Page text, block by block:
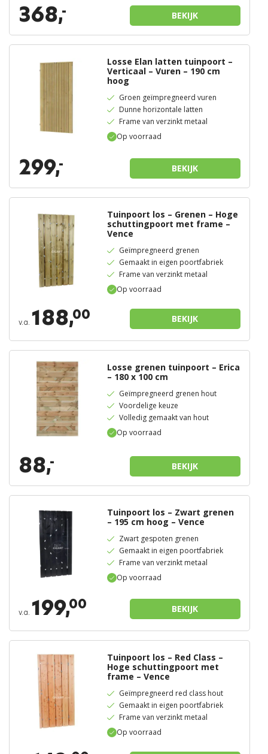
368,- BEKIJK
Op voorraad
Losse Elan latten tuinpoort –
Verticaal – Vuren – 190 cm
hoog
Groen geïmpregneerd vuren
Dunne horizontale latten
Frame van verzinkt metaal
299,- BEKIJK
Op voorraad
Tuinpoort los – Grenen – Hoge
schuttingpoort met frame –
Vence
Geïmpregneerd grenen
Gemaakt in eigen poortfabriek
Frame van verzinkt metaal
v.a. 188,00 BEKIJK
Op voorraad
Losse grenen tuinpoort – Erica
– 180 x 100 cm
Geïmpregneerd grenen hout
Voordelige keuze
Volledig gemaakt van hout
88,- BEKIJK
Op voorraad
Tuinpoort los – Zwart grenen
– 195 cm hoog – Vence
Zwart gespoten grenen
Gemaakt in eigen poortfabriek
Frame van verzinkt metaal
v.a. 199,00 BEKIJK
Op voorraad
Tuinpoort los – Red Class –
Hoge schuttingpoort met
frame – Vence
Geïmpregneerd red class hout
Gemaakt in eigen poortfabriek
Frame van verzinkt metaal